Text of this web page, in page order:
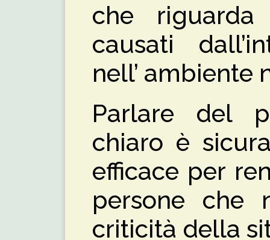
che
causati
nell’ ambiente
Parlare del
chiaro è
efficace per
persone che
criticità della